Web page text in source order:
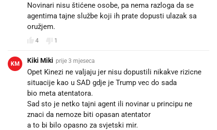
Novinari nisu štićene osobe, pa nema razloga da se
agentima tajne službe koji ih prate dopusti ulazak sa
oružjem.
4 1
KM Kiki Miki prije 3 mjeseca
Opet Kinezi ne valjaju jer nisu dopustili nikakve rizicne
situacije kao u SAD gdje je Trump vec do sada
bio meta atentatora.
Sad sto je netko tajni agent ili novinar u principu ne
znaci da nemoze biti opasan atentator
a to bi bilo opasno za svjetski mir.